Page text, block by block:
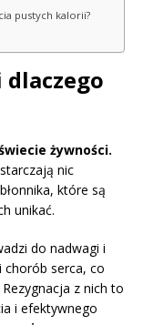
pustych kalorii?
żywności.
nic
które są
unikać.
do nadwagi i
chorób serca, co
z nich to
i efektywnego